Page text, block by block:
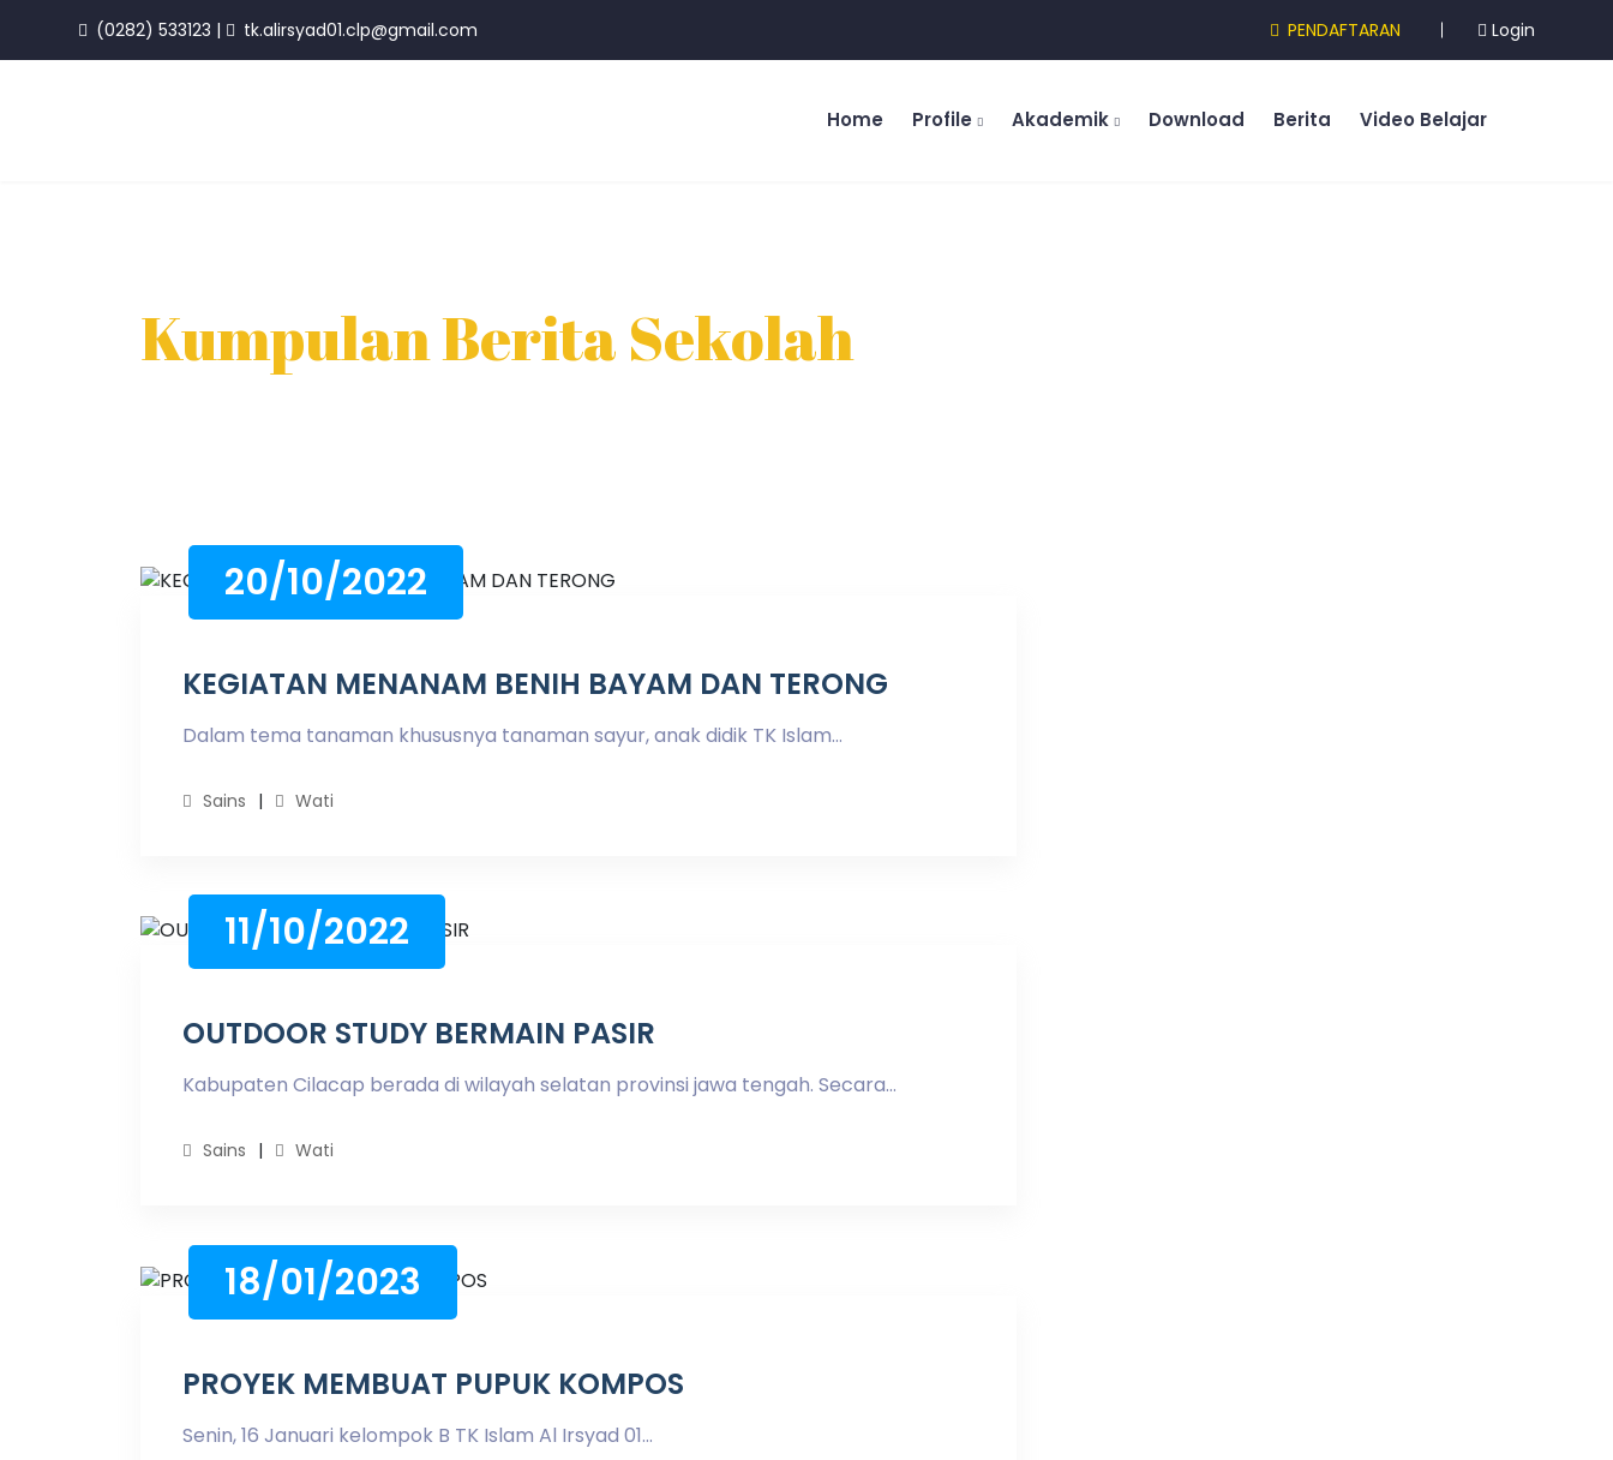
(0282) 533123 | tk.alirsyad01.clp@gmail.com PENDAFTARAN Login
Home Profile Akademik Download Berita Video Belajar
Kumpulan Berita Sekolah
20/10/2022
KEGIATAN MENANAM BENIH BAYAM DAN TERONG
Dalam tema tanaman khususnya tanaman sayur, anak didik TK Islam...
Sains Wati
11/10/2022
OUTDOOR STUDY BERMAIN PASIR
Kabupaten Cilacap berada di wilayah selatan provinsi jawa tengah. Secara...
Sains Wati
18/01/2023
PROYEK MEMBUAT PUPUK KOMPOS
Senin, 16 Januari kelompok B TK Islam Al Irsyad 01...